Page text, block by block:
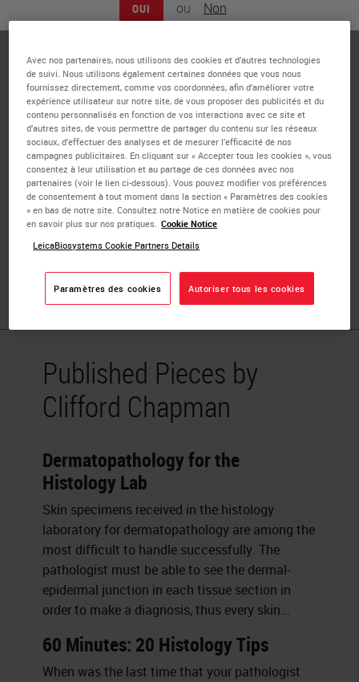
OUI ou Non
Clifford Chapman is the Technical Specialist / Education
His responsibilities include in house training of laboratory
personnel, performing in services and competencies for
laboratory staff, clinical mentoring of Harford Community
College online Histology students, quality management of
laboratory operations, supervisor of
Immunohistochemistry and Molecular Laboratories. Cliff
received his Master Degree in Botany from the University
of Milwaukee, WI and his Bachelor's in Biology from
Lowell State College, Lowell, MA. Cliff has worked on
publications including 'Histology Hardball: Solutions for
Published Pieces by
Clifford Chapman
Dermatopathology for the
Histology Lab
Skin specimens received in the histology
laboratory for dermatopathology are among the
most difficult to handle successfully. The
pathologist must be able to see the dermal-
epidermal junction in each tissue section in
order to make a diagnosis, thus every skin...
60 Minutes: 20 Histology Tips
When was the last time that your pathologist
Avec nos partenaires, nous utilisons des cookies et d’autres technologies
de suivi. Nous utilisons également certaines données que vous nous
fournissez directement, comme vos coordonnées, afin d’améliorer votre
expérience utilisateur sur notre site, de vous proposer des publicités et du
contenu personnalisés en fonction de vos interactions avec ce site et
d’autres sites, de vous permettre de partager du contenu sur les réseaux
sociaux, d’effectuer des analyses et de mesurer l’efficacité de nos
campagnes publicitaires. En cliquant sur « Accepter tous les cookies », vous
consentez à leur utilisation et au partage de ces données avec nos
partenaires (voir le lien ci-dessous). Vous pouvez modifier vos préférences
de consentement à tout moment dans la section « Paramètres des cookies
» en bas de notre site. Consultez notre Notice en matière de cookies pour
en savoir plus sur nos pratiques. Cookie Notice
LeicaBiosystems Cookie Partners Details
Paramètres des cookies Autoriser tous les cookies